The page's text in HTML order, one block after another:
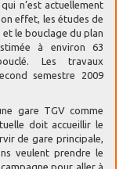
n’est actuellement
effet, les études de
le bouclage du plan
à environ 63
Les travaux
semestre 2009
gare TGV comme
doit accueillir le
de gare principale,
veulent prendre le
pour aller à